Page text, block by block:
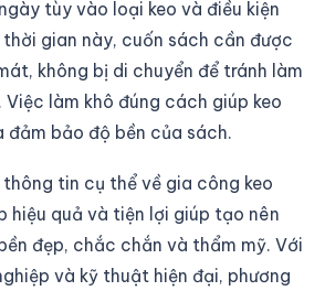
tùy vào loại keo và điều kiện
gian này, cuốn sách cần được
không bị di chuyển để tránh làm
làm khô đúng cách giúp keo
đảm bảo độ bền của sách.
tin cụ thể về gia công keo
hiệu quả và tiện lợi giúp tạo nên
đẹp, chắc chắn và thẩm mỹ. Với
và kỹ thuật hiện đại, phương